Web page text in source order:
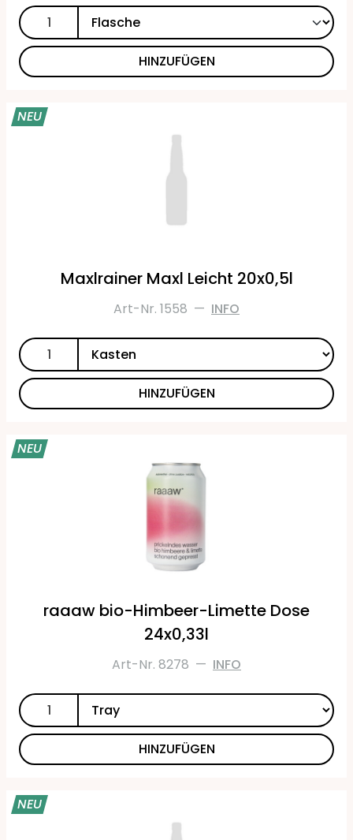
HINZUFÜGEN
NEU
Maxlrainer Maxl Leicht 20x0,5l
Art-Nr. 1558 — INFO
HINZUFÜGEN
NEU
raaaw bio-Himbeer-Limette Dose
24x0,33l
Art-Nr. 8278 — INFO
HINZUFÜGEN
NEU